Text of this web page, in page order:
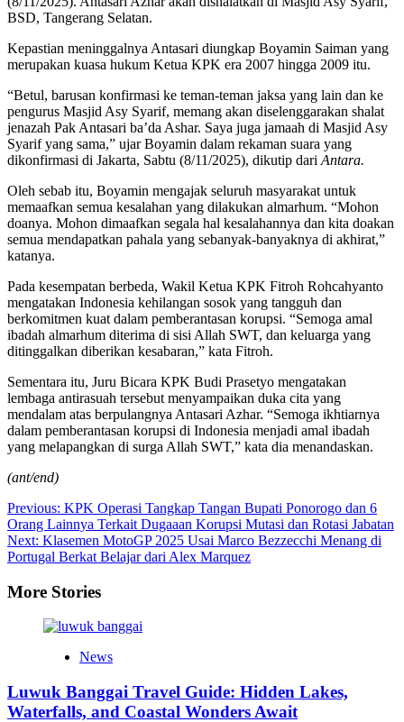
BSD, Tangerang Selatan.
Kepastian meninggalnya Antasari diungkap Boyamin Saiman yang
merupakan kuasa hukum Ketua KPK era 2007 hingga 2009 itu.
“Betul, barusan konfirmasi ke teman-teman jaksa yang lain dan ke
pengurus Masjid Asy Syarif, memang akan diselenggarakan shalat
jenazah Pak Antasari ba’da Ashar. Saya juga jamaah di Masjid Asy
Syarif yang sama,” ujar Boyamin dalam rekaman suara yang
dikonfirmasi di Jakarta, Sabtu (8/11/2025), dikutip dari Antara.
Oleh sebab itu, Boyamin mengajak seluruh masyarakat untuk
memaafkan semua kesalahan yang dilakukan almarhum. “Mohon
doanya. Mohon dimaafkan segala hal kesalahannya dan kita doakan
semua mendapatkan pahala yang sebanyak-banyaknya di akhirat,”
katanya.
Pada kesempatan berbeda, Wakil Ketua KPK Fitroh Rohcahyanto
mengatakan Indonesia kehilangan sosok yang tangguh dan
berkomitmen kuat dalam pemberantasan korupsi. “Semoga amal
ibadah almarhum diterima di sisi Allah SWT, dan keluarga yang
ditinggalkan diberikan kesabaran,” kata Fitroh.
Sementara itu, Juru Bicara KPK Budi Prasetyo mengatakan
lembaga antirasuah tersebut menyampaikan duka cita yang
mendalam atas berpulangnya Antasari Azhar. “Semoga ikhtiarnya
dalam pemberantasan korupsi di Indonesia menjadi amal ibadah
yang melapangkan di surga Allah SWT,” kata dia menandaskan.
(ant/end)
Post
navigation
Previous: KPK Operasi Tangkap Tangan Bupati Ponorogo dan 6
Orang Lainnya Terkait Dugaaan Korupsi Mutasi dan Rotasi Jabatan
Next: Klasemen MotoGP 2025 Usai Marco Bezzecchi Menang di
Portugal Berkat Belajar dari Alex Marquez
More Stories
News
Luwuk Banggai Travel Guide: Hidden Lakes,
Waterfalls, and Coastal Wonders Await